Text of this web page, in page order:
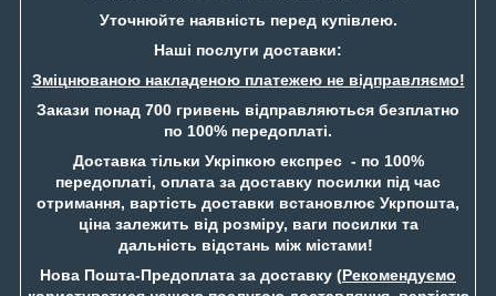
Уточнюйте наявність перед купівлею.
Наші послуги доставки:
Зміцнюваною накладеною платежею не відправляємо!
Закази понад 700 гривень відправляються безплатно
по 100% передоплаті.
Доставка тільки Укріпкою експрес - по 100%
передоплаті, оплата за доставку посилки під час
отримання, вартість доставки встановлює Укрпошта,
ціна залежить від розміру, ваги посилки та
дальність відстань між містами!
Нова Пошта-Предоплата за доставку (Рекомендуємо